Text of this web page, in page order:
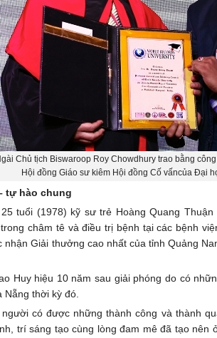
Chủ tịch Biswaroop Roy Chowdhury trao bằng
Hội đồng Giáo sư kiêm Hội đồng Cố vấncủa Đại
tự hào chung
tuổi (1978) kỹ sư trẻ Hoàng Quang
châm tê và điều trị bệnh tại các bệnh
nhận Giải thưởng cao nhất của tỉnh Quảng
Huy hiệu 10 năm sau giải phóng do có
thời kỳ đó.
có được những thành công và thành
trí sáng tạo cùng lòng đam mê đã tạo nên